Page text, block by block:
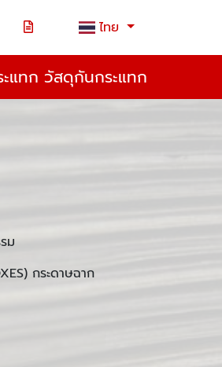
ไทย
แทก วัสดุกันกระแทก
ม
กระดาษฉาก